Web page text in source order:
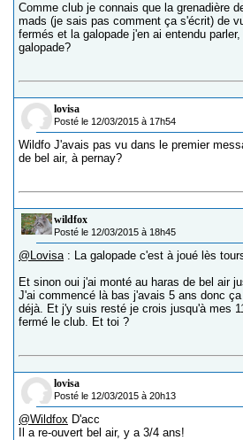
Comme club je connais que la grenadière
mads (je sais pas comment ça s'écrit) de
fermés et la galopade j'en ai entendu
galopade?
lovisa
Posté le 12/03/2015 à 17h54
Wildfo J'avais pas vu dans le premier
de bel air, à pernay?
wildfox
Posté le 12/03/2015 à 18h45
@Lovisa : La galopade c'est à joué lès
Et sinon oui j'ai monté au haras de bel air
J'ai commencé là bas j'avais 5 ans donc
déjà. Et j'y suis resté je crois jusqu'à mes
fermé le club. Et toi ?
lovisa
Posté le 12/03/2015 à 20h13
@Wildfox D'acc
Il a re-ouvert bel air, y a 3/4 ans!